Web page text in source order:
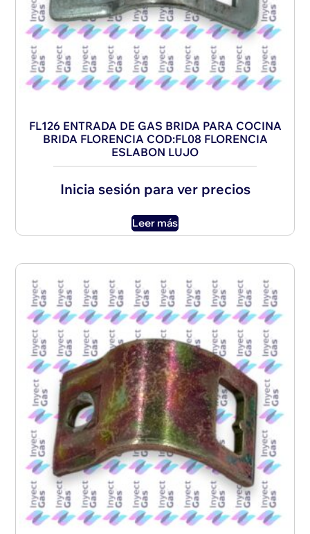
FL126 ENTRADA DE GAS BRIDA PARA COCINA
BRIDA FLORENCIA COD:FL08 FLORENCIA
ESLABON LUJO
Inicia sesión para ver precios
Leer más